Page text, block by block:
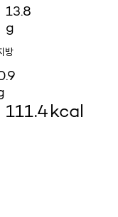
13.8
g
방
111.4kcal